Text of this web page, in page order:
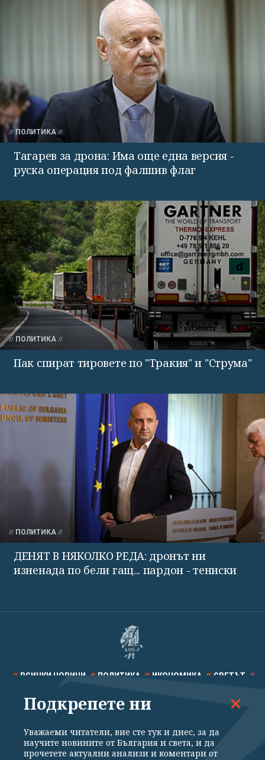
ПОЛИТИКА
Тагарев за дрона: Има още една версия -
руска операция под фалшив флаг
ПОЛИТИКА
Пак спират тировете по "Тракия" и "Струма"
ПОЛИТИКА
ДЕНЯТ В НЯКОЛКО РЕДА: дронът ни
изненада по бели гащ... пардон - тениски
ВСИЧКИ НОВИНИ ПОЛИТИКА ИКОНОМИКА СВЕТЪТ
СПОРТ КУЛТУРА ТЕХНОЛОГИИ КАЛЕЙДОСКОП
Подкрепете ни
Уважаеми читатели, вие сте тук и днес, за да
научите новините от България и света, и да
прочетете актуални анализи и коментари от